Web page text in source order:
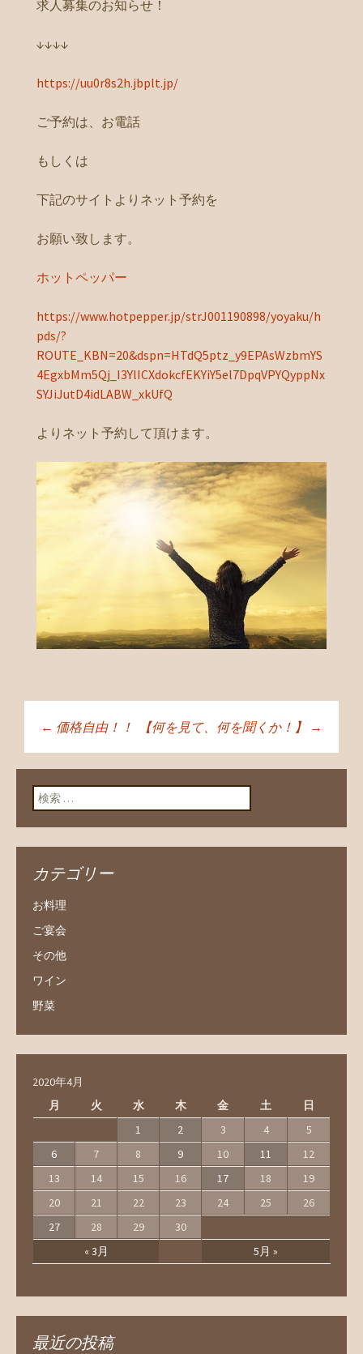
求人募集のお知らせ！
↓↓↓↓
https://uu0r8s2h.jbplt.jp/
ご予約は、お電話
もしくは
下記のサイトよりネット予約を
お願い致します。
ホットペッパー
https://www.hotpepper.jp/strJ001190898/yoyaku/h
pds/?
ROUTE_KBN=20&dspn=HTdQ5ptz_y9EPAsWzbmYS
4EgxbMm5Qj_I3YlICXdokcfEKYiY5el7DpqVPYQyppNx
SYJiJutD4idLABW_xkUfQ
よりネット予約して頂けます。
投稿ナビゲーショ
ン
← 価格自由！！ 【何を見て、何を聞くか！】 →
検索:
カテゴリー
お料理
ご宴会
その他
ワイン
野菜
2020年4月
月
火 水 木 金 土 日
« 3月 5月 »
1 2 3 4
5
6
7 8 9 10 11
12
13
14 15 16 17 18
19
20
21 22 23 24 25
26
27
28 29 30
最近の投稿